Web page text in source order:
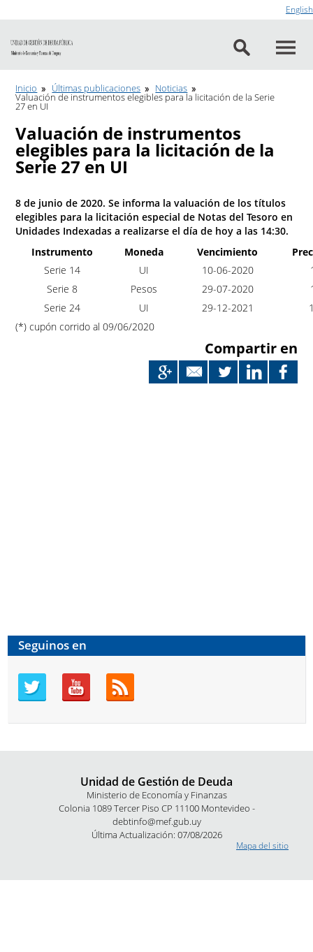
English
Inicio Últimas publicaciones Noticias
Valuación de instrumentos elegibles para la licitación de la Serie
27 en UI
Valuación de instrumentos
elegibles para la licitación de la
Serie 27 en UI
8 de junio de 2020. Se informa la valuación de los títulos
elegibles para la licitación especial de Notas del Tesoro en
Unidades Indexadas a realizarse el día de hoy a las 14:30.
Instrumento
Moneda Vencimiento
Serie 14
UI 10-06-2020
Serie 8
Pesos 29-07-2020
Serie 24
UI 29-12-2021
(*) cupón corrido al 09/06/2020
Compartir en
Seguinos en
Unidad de Gestión de Deuda
Ministerio de Economía y Finanzas
Colonia 1089 Tercer Piso CP 11100 Montevideo -
debtinfo@mef.gub.uy
Última Actualización: 07/08/2026
Mapa del sitio